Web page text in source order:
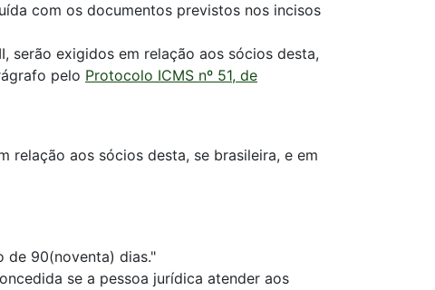
com os documentos previstos nos incisos
serão exigidos em relação aos sócios desta,
pelo Protocolo ICMS nº 51, de
relação aos sócios desta, se brasileira, e em
de 90(noventa) dias."
se a pessoa jurídica atender aos